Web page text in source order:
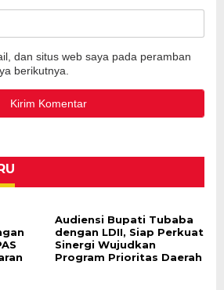
dan situs web saya pada peramban
berikutnya.
Audiensi Bupati Tubaba
dengan LDII, Siap Perkuat
Sinergi Wujudkan
Program Prioritas Daerah